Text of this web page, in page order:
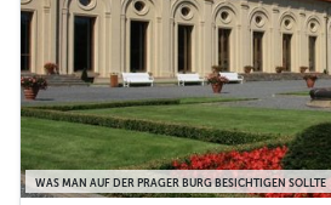
WAS MAN AUF DER PRAGER BURG BESICHTIGEN SOLLTE